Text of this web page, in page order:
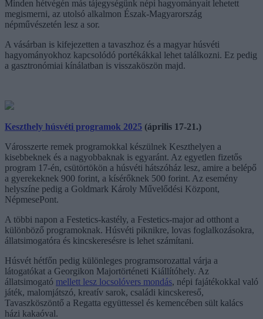
Minden hétvégén más tájegységünk népi hagyományait lehetett
megismerni, az utolsó alkalmon Észak-Magyarország
népművészetén lesz a sor.
A vásárban is kifejezetten a tavaszhoz és a magyar húsvéti
hagyományokhoz kapcsolódó portékákkal lehet találkozni. Ez pedig
a gasztronómiai kínálatban is visszaköszön majd.
Keszthely húsvéti programok 2025 (április 17-21.)
Városszerte remek programokkal készülnek Keszthelyen a
kisebbeknek és a nagyobbaknak is egyaránt. Az egyetlen fizetős
program 17-én, csütörtökön a húsvéti hátszóház lesz, amire a belépő
a gyerekeknek 900 forint, a kísérőknek 500 forint. Az esemény
helyszíne pedig a Goldmark Károly Művelődési Központ,
NépmesePont.
A többi napon a Festetics-kastély, a Festetics-major ad otthont a
különböző programoknak. Húsvéti piknikre, lovas foglalkozásokra,
állatsimogatóra és kincskeresésre is lehet számítani.
Húsvét hétfőn pedig különleges programsorozattal várja a
látogatókat a Georgikon Majortörténeti Kiállítóhely. Az
állatsimogató mellett lesz locsolóvers mondás, népi fajátékokkal való
játék, malomjátszó, kreatív sarok, családi kincskereső,
Tavaszköszöntő a Regatta együttessel és kemencében sült kalács
házi kakaóval.